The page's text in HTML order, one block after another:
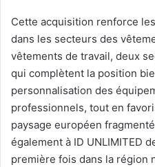
Cette acquisition renforce les
dans les secteurs des
vêtements de travail, deux
qui complètent la position
personnalisation des
professionnels, tout en
paysage européen
également à ID UNLIMITED
première fois dans la région